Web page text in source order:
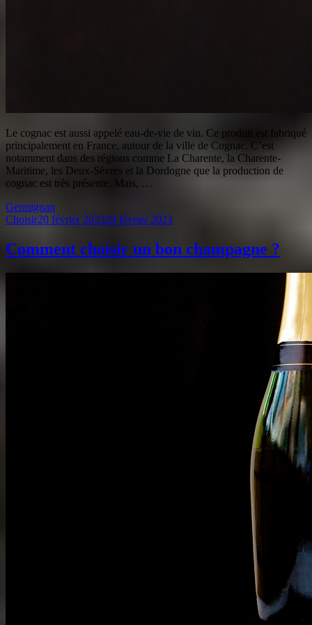
Le cognac est aussi appelé eau-de-vie de vin. Ce produit est fabriqué
principalement en France, autour de la ville de Cognac. C’est
notamment dans des régions comme La Charente, la Charente-
Maritime, les Deux-Sèvres et la Dordogne que la production de
cognac est très présente. Mais, …
Germignan
Choisir20 février 202320 février 2023
Comment choisir un bon champagne ?